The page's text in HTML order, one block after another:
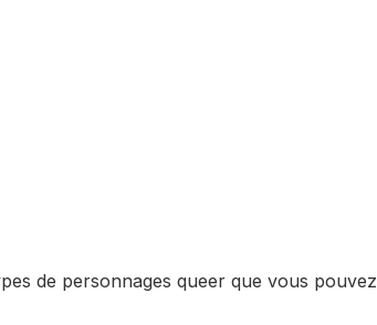
de personnages queer que vous pouvez